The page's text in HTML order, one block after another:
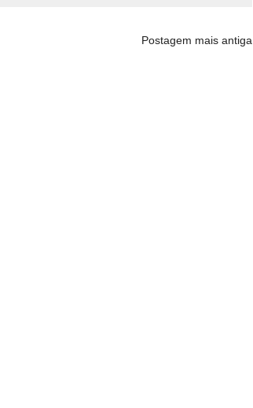
Postagem mais antiga